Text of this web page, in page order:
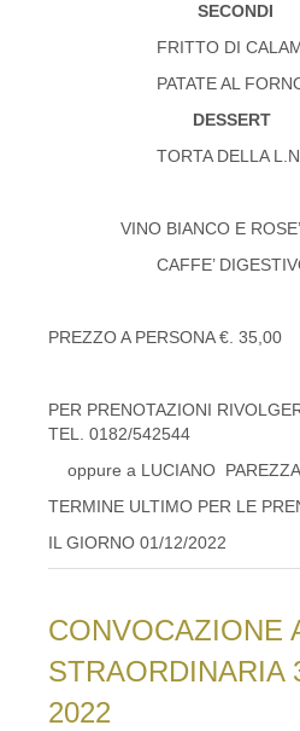
SECONDI
FRITTO DI
PATATE AL
DESSERT
TORTA DELLA
VINO BIANCO E
CAFFE’
PREZZO A PERSONA €. 35,00
PER PRENOTAZIONI
TEL. 0182/542544
oppure a LUCIANO
TERMINE ULTIMO PER LE
IL GIORNO 01/12/2022
CONVOCAZIONE
STRAORDINARIA
2022